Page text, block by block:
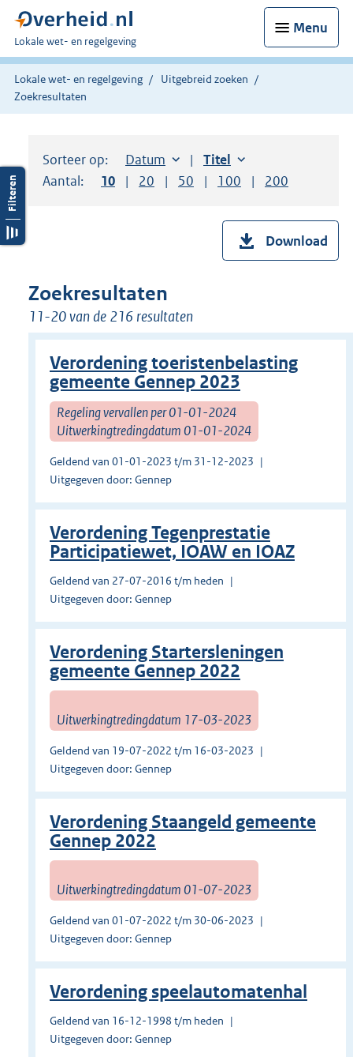
Menu
U
bent
hier:
Lokale wet- en regelgeving
Lokale wet- en regelgeving
Uitgebreid zoeken
Zoekresultaten
Sorteer op: Sorteer op:
Datum aflopendSorteer op:
Titel oplopend
Aantal:
Toon
10 resultaten per pagina
Toon
20 resultaten per pagina
Toon
50 resultaten per pagina
Toon
100 resultaten per
Toon
200
Download
Zoekresultaten
11-20 van de 216 resultaten
Verordening toeristenbelasting
gemeente Gennep 2023
Regeling vervallen per 01-01-2024
Uitwerkingtredingdatum 01-01-2024
Geldend van 01-01-2023 t/m 31-12-2023
Uitgegeven door: Gennep
Verordening Tegenprestatie
Participatiewet, IOAW en IOAZ
Geldend van 27-07-2016 t/m heden
Uitgegeven door: Gennep
Verordening Startersleningen
gemeente Gennep 2022
Uitwerkingtredingdatum 17-03-2023
Geldend van 19-07-2022 t/m 16-03-2023
Uitgegeven door: Gennep
Verordening Staangeld gemeente
Gennep 2022
Uitwerkingtredingdatum 01-07-2023
Geldend van 01-07-2022 t/m 30-06-2023
Uitgegeven door: Gennep
Verordening speelautomatenhal
Geldend van 16-12-1998 t/m heden
Uitgegeven door: Gennep